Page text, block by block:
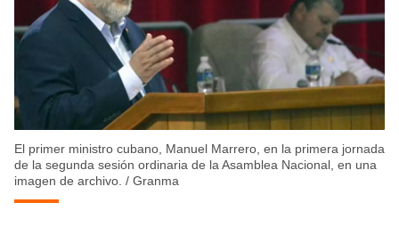
El primer ministro cubano, Manuel Marrero, en la primera jornada
de la segunda sesión ordinaria de la Asamblea Nacional, en una
imagen de archivo. / Granma